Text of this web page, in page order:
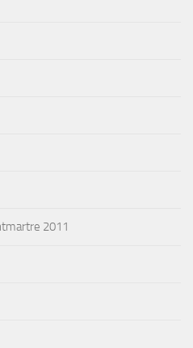
2011